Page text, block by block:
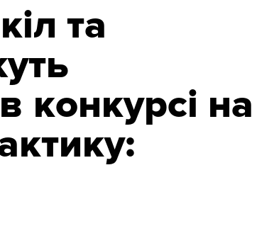
та
конкурсі на